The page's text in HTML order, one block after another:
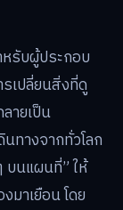
หรับผู้ประกอบ
เปลี่ยนสิ่งที่ดู
ายเป็น
ทางจากทั่วโลก
บนแผนที่” ให้
มาเยือน โดย